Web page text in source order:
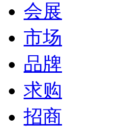
会展
市场
品牌
求购
招商